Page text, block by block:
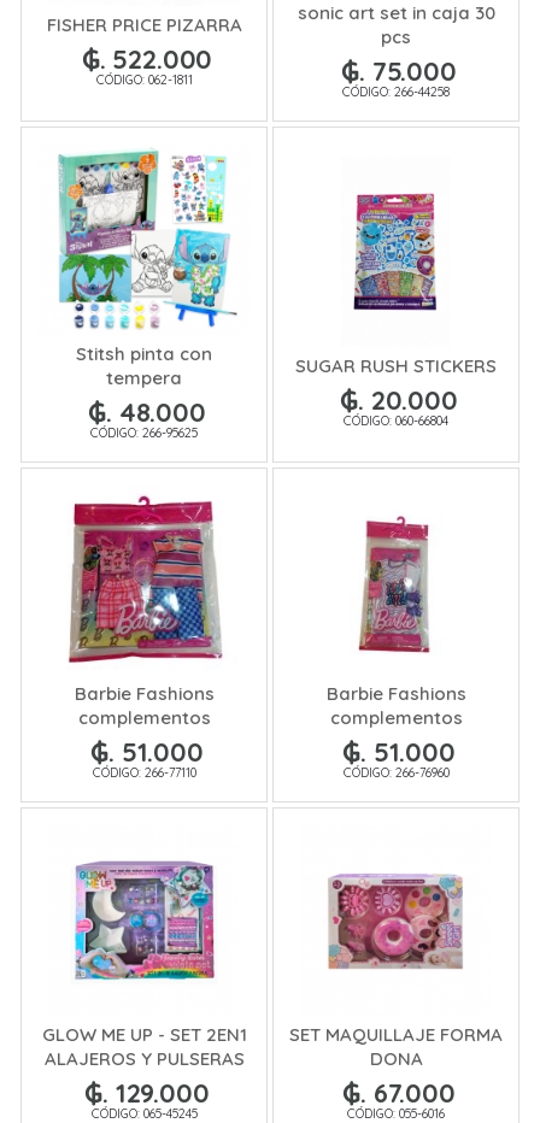
FISHER PRICE PIZARRA
₲. 522.000
CÓDIGO: 062-1811
sonic art set in caja 30
pcs
₲. 75.000
CÓDIGO: 266-44258
Stitsh pinta con
tempera
₲. 48.000
CÓDIGO: 266-95625
SUGAR RUSH STICKERS
₲. 20.000
CÓDIGO: 060-66804
Barbie Fashions
complementos
₲. 51.000
CÓDIGO: 266-77110
Barbie Fashions
complementos
₲. 51.000
CÓDIGO: 266-76960
GLOW ME UP - SET 2EN1
ALAJEROS Y PULSERAS
₲. 129.000
CÓDIGO: 065-45245
SET MAQUILLAJE FORMA
DONA
₲. 67.000
CÓDIGO: 055-6016